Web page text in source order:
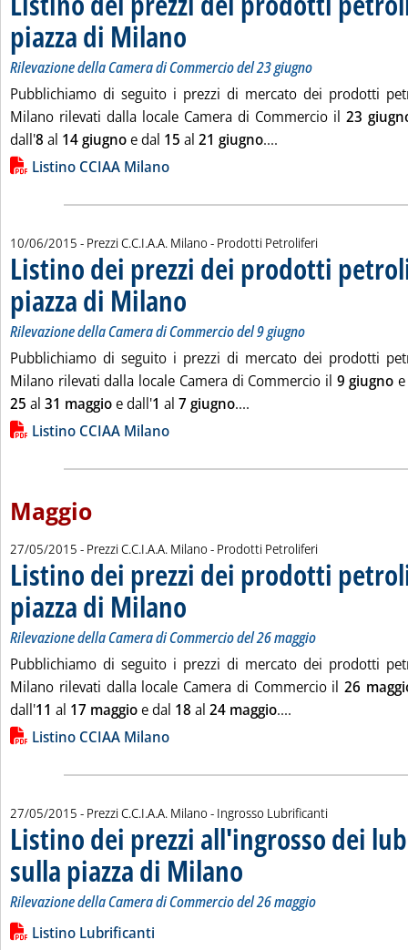
piazza di Milano . Sottotitolo: Rilevazione della Camera di
. Pubblicata mercoledì 24 giugno 2015 alle 15.5.
Rilevazione della Camera di Commercio del 23 giugno
Pubblichiamo di seguito i prezzi di mercato dei prodotti
Milano rilevati dalla locale Camera di Commercio il 23
dall'8 al 14 giugnoe dal 15 al 21 giugno....
Lista allegati PDF alla notizia
Listino CCIAA Milano
10/06/2015 - Prezzi C.C.I.A.A. Milano - Prodotti Petroliferi
Listino dei prezzi dei prodotti
piazza di Milano . Sottotitolo: Rilevazione della Camera di
. Pubblicata mercoledì 10 giugno 2015 alle 15.2.
Rilevazione della Camera di Commercio del 9 giugno
Pubblichiamo di seguito i prezzi di mercato dei prodotti
Milano rilevati dalla locale Camera di Commercio il 9 giugno
25 al 31 maggioe dall'1 al 7 giugno....
Lista allegati PDF alla notizia
Listino CCIAA Milano
Maggio
27/05/2015 - Prezzi C.C.I.A.A. Milano - Prodotti Petroliferi
Listino dei prezzi dei prodotti
piazza di Milano . Sottotitolo: Rilevazione della Camera di
. Pubblicata mercoledì 27 maggio 2015 alle 14.28.
Rilevazione della Camera di Commercio del 26 maggio
Pubblichiamo di seguito i prezzi di mercato dei prodotti
Milano rilevati dalla locale Camera di Commercio il26
dall'11 al 17 maggioe dal 18 al 24 maggio....
Lista allegati PDF alla notizia
Listino CCIAA Milano
27/05/2015 - Prezzi C.C.I.A.A. Milano - Ingrosso Lubrificanti
Listino dei prezzi all'ingrosso dei
sulla piazza di Milano . Sottotitolo: Rilevazione della
. Pubblicata mercoledì 27 maggio
Rilevazione della Camera di Commercio del 26 maggio
Leggi tutta la notizia: 'Listino dei prezzi all'ingrosso dei
Lista allegati PDF alla notizia
Listino Lubrificanti